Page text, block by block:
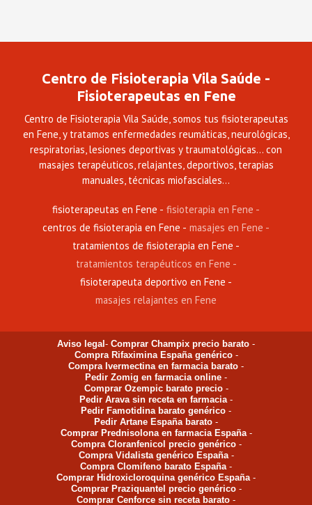
Centro de Fisioterapia Vila Saúde -
Fisioterapeutas en Fene
Centro de Fisioterapia Vila Saúde, somos tus fisioterapeutas
en Fene, y tratamos enfermedades reumáticas, neurológicas,
respiratorias, lesiones deportivas y traumatológicas... con
masajes terapéuticos, relajantes, deportivos, terapias
manuales, técnicas miofasciales...
fisioterapeutas en Fene
fisioterapia en Fene
centros de fisioterapia en Fene
masajes en Fene
tratamientos de fisioterapia en Fene
tratamientos terapéuticos en Fene
fisioterapeuta deportivo en Fene
masajes relajantes en Fene
Aviso legal- Comprar Champix precio barato -
Compra Rifaximina España genérico-
Compra Ivermectina en farmacia barato -
Pedir Zomig en farmacia online -
Comprar Ozempic barato precio-
Pedir Arava sin receta en farmacia -
Pedir Famotidina barato genérico -
Pedir Artane España barato -
Comprar Prednisolona en farmacia España-
Compra Cloranfenicol precio genérico-
Compra Vidalista genérico España-
Compra Clomifeno barato España -
Comprar Hidroxicloroquina genérico España -
Comprar Praziquantel precio genérico-
Comprar Cenforce sin receta barato -